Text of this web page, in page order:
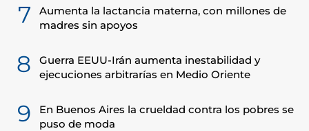
7
Aumenta la lactancia materna, con millones de
madres sin apoyos
8
Guerra EEUU-Irán aumenta inestabilidad y
ejecuciones arbitrarías en Medio Oriente
9
En Buenos Aires la crueldad contra los pobres se
puso de moda